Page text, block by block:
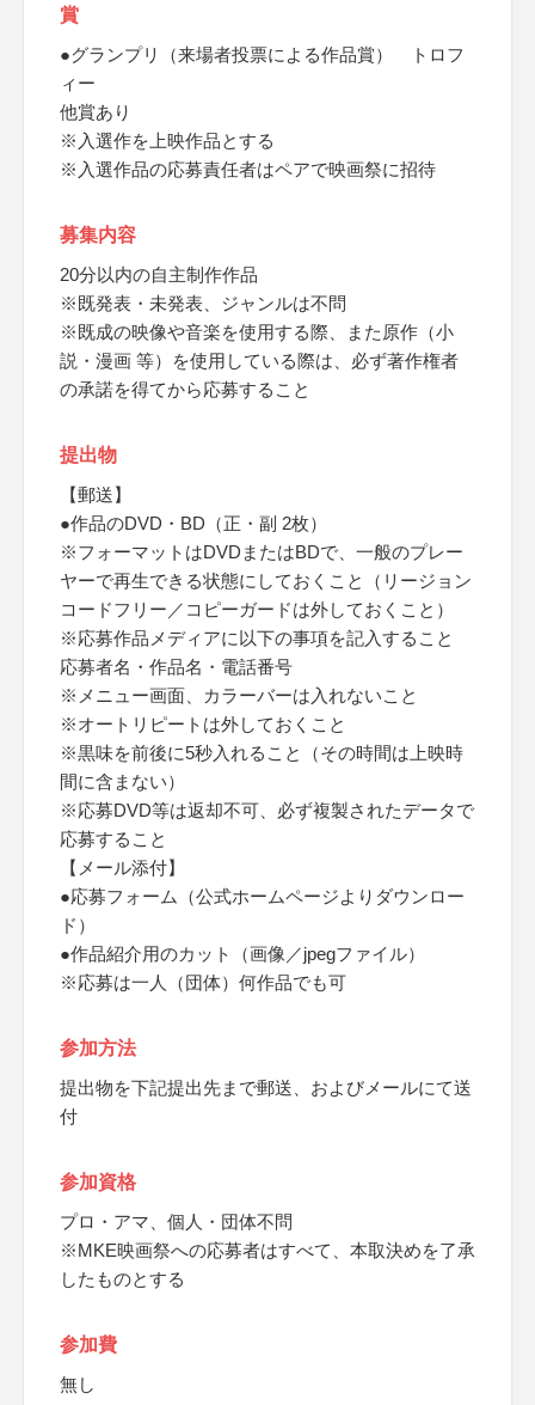
賞
●グランプリ（来場者投票による作品賞） トロフ
ィー
他賞あり
※入選作を上映作品とする
※入選作品の応募責任者はペアで映画祭に招待
募集内容
20分以内の自主制作作品
※既発表・未発表、ジャンルは不問
※既成の映像や音楽を使用する際、また原作（小
説・漫画 等）を使用している際は、必ず著作権者
の承諾を得てから応募すること
提出物
【郵送】
●作品のDVD・BD（正・副 2枚）
※フォーマットはDVDまたはBDで、一般のプレー
ヤーで再生できる状態にしておくこと（リージョン
コードフリー／コピーガードは外しておくこと）
※応募作品メディアに以下の事項を記入すること
応募者名・作品名・電話番号
※メニュー画面、カラーバーは入れないこと
※オートリピートは外しておくこと
※黒味を前後に5秒入れること（その時間は上映時
間に含まない）
※応募DVD等は返却不可、必ず複製されたデータで
応募すること
【メール添付】
●応募フォーム（公式ホームページよりダウンロー
ド）
●作品紹介用のカット（画像／jpegファイル）
※応募は一人（団体）何作品でも可
参加方法
提出物を下記提出先まで郵送、およびメールにて送
付
参加資格
プロ・アマ、個人・団体不問
※MKE映画祭への応募者はすべて、本取決めを了承
したものとする
参加費
無し